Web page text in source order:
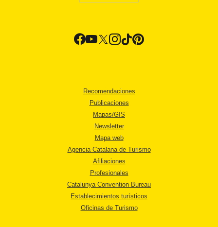
Recomendaciones
Publicaciones
Mapas/GIS
Newsletter
Mapa web
Agencia Catalana de Turismo
Afiliaciones
Profesionales
Catalunya Convention Bureau
Establecimientos turísticos
Oficinas de Turismo